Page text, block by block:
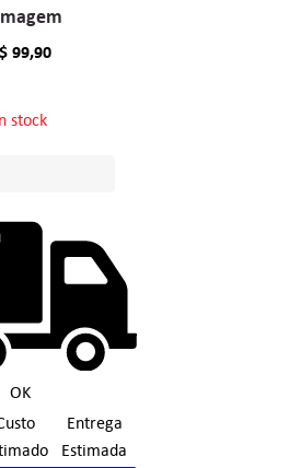
99,90
stock
OK
Entrega
Estimada